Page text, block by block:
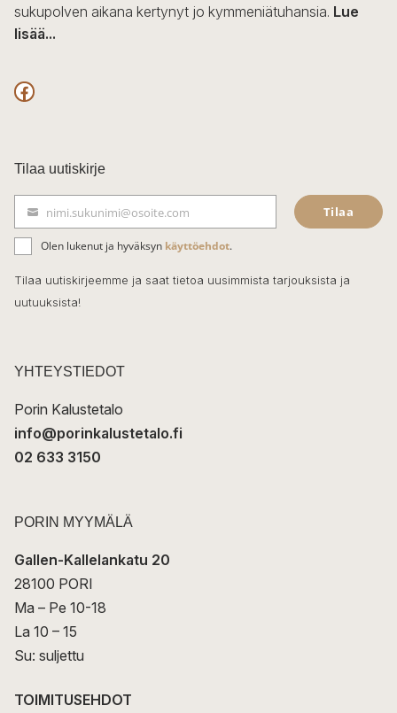
sukupolven aikana kertynyt jo kymmeniätuhansia. Lue
lisää...
F
c
e
b
o
o
k
Tilaa uutiskirje
ä
h
k
t
nimi.sukunimi@osoite.com Tilaa
Olen lukenut ja hyväksyn käyttöehdot.
Tilaa uutiskirjeemme ja saat tietoa uusimmista tarjouksista ja
uutuuksista!
YHTEYSTIEDOT
Porin Kalustetalo
info@porinkalustetalo.fi
02 633 3150
PORIN MYYMÄLÄ
Gallen-Kallelankatu 20
28100 PORI
Ma – Pe 10-18
La 10 – 15
Su: suljettu
TOIMITUSEHDOT